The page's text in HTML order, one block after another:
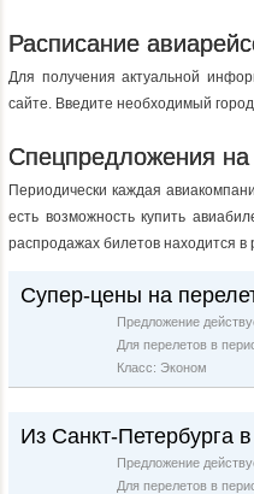
Расписание
Для получения актуальной
сайте. Введите необходимый
Спецпредложения
Периодически каждая
есть возможность купить
распродажах билетов находится
Супер-цены на
Предложение
Для перелетов в
Класс: Эконом
Из Санкт-Петербурга
Предложение
Для перелетов в